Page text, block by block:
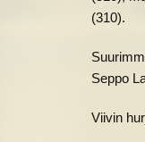
(310).
Seppo
Viivin